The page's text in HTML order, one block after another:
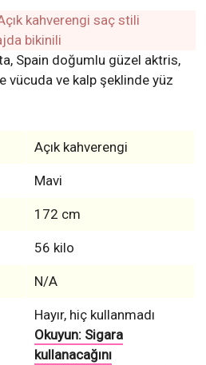
Spain doğumlu güzel aktris,
vücuda ve kalp şeklinde yüz
Açık kahverengi
Mavi
172 cm
56 kilo
N/A
Hayır, hiç kullanmadı
Okuyun: Sigara
kullanacağını